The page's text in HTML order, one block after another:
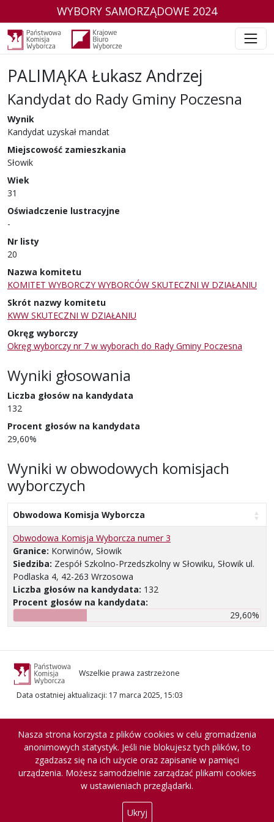
WYBORY SAMORZĄDOWE 2024
PALIMĄKA Łukasz Andrzej
Kandydat do Rady Gminy Poczesna
w wyborach samorządowych w 2024 r.
Wynik
Kandydat uzyskał mandat
Miejscowość zamieszkania
Słowik
Wiek
31
Oświadczenie lustracyjne
-
Nr listy
20
Nazwa komitetu
KOMITET WYBORCZY WYBORCÓW SKUTECZNI W DZIAŁANIU
Skrót nazwy komitetu
KWW SKUTECZNI W DZIAŁANIU
Okręg wyborczy
Okręg wyborczy nr 7 w wyborach do Rady Gminy Poczesna
Wyniki głosowania
Liczba głosów na kandydata
132
Procent głosów na kandydata
29,60%
Wyniki w obwodowych komisjach
wyborczych
Obwodowa Komisja Wyborcza
Obwodowa Komisja Wyborcza numer 3
Granice: Korwinów, Słowik
Siedziba: Zespół Szkolno-Przedszkolny w Słowiku, Słowik ul.
Podlaska 4, 42-263 Wrzosowa
Liczba głosów na kandydata: 132
Procent głosów na kandydata:
29,60%
Wszelkie prawa zastrzeżone
Data ostatniej aktualizacji: 17 marca 2025, 15:03
Nasza strona korzysta z plików cookies w celu gromadzenia
anonimowych statystyk. Jeśli nie blokujesz tych plików, to
zgadzasz się na ich użycie oraz zapisanie w pamięci
urządzenia. Możesz samodzielnie zarządzać plikami cookies
w ustawieniach przeglądarki.
Ukryj